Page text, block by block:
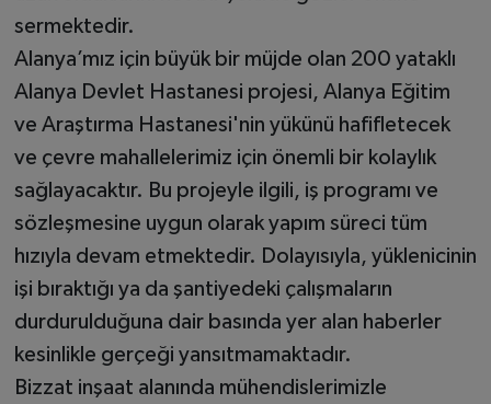
sermektedir.
Alanya’mız için büyük bir müjde olan 200 yataklı
Alanya Devlet Hastanesi projesi, Alanya Eğitim
ve Araştırma Hastanesi'nin yükünü hafifletecek
ve çevre mahallelerimiz için önemli bir kolaylık
sağlayacaktır. Bu projeyle ilgili, iş programı ve
sözleşmesine uygun olarak yapım süreci tüm
hızıyla devam etmektedir. Dolayısıyla, yüklenicinin
işi bıraktığı ya da şantiyedeki çalışmaların
durdurulduğuna dair basında yer alan haberler
kesinlikle gerçeği yansıtmamaktadır.
Bizzat inşaat alanında mühendislerimizle